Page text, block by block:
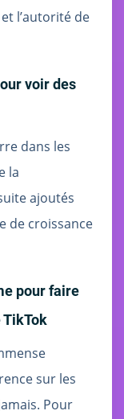
l’autorité de
voir des
dans les
la
ajoutés
de croissance
pour faire
sur les
Pour